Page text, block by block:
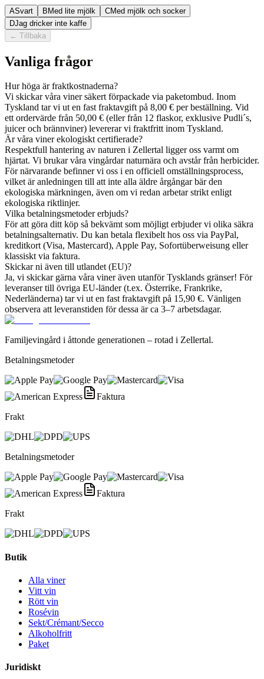
ASvart BMed lite mjölk CMed mjölk och socker
DJag dricker inte kaffe
← Tillbaka
Vanliga frågor
Hur höga är fraktkostnaderna?
Vi skickar våra viner säkert förpackade via paketombud. Inom
Tyskland tar vi ut en fast fraktavgift på 8,00 € per beställning. Vid
ett ordervärde från 50,00 € (eller från 12 flaskor, exklusive Pudli´s,
juicer och brännviner) levererar vi fraktfritt inom Tyskland.
Är våra viner ekologiskt certifierade?
Respektfull hantering av naturen i Zellertal ligger oss varmt om
hjärtat. Vi brukar våra vingårdar naturnära och avstår från herbicider.
För närvarande befinner vi oss i en officiell omställningsprocess,
vilket är anledningen till att inte alla äldre årgångar bär den
ekologiska märkningen, även om vi redan arbetar strikt enligt
ekologiska riktlinjer.
Vilka betalningsmetoder erbjuds?
För att göra ditt köp så bekvämt som möjligt erbjuder vi olika säkra
betalningsalternativ. Du kan betala flexibelt hos oss via PayPal,
kreditkort (Visa, Mastercard), Apple Pay, Sofortüberweisung eller
klassiskt via faktura.
Skickar ni även till utlandet (EU)?
Ja, vi skickar gärna våra viner även utanför Tysklands gränser! För
leveranser till övriga EU-länder (t.ex. Österrike, Frankrike,
Nederländerna) tar vi ut en fast fraktavgift på 15,90 €. Vänligen
observera att leveranstiden för dessa är ca 3–7 arbetsdagar.
Familjevingård i åttonde generationen – rotad i Zellertal.
Betalningsmetoder
Faktura
Frakt
Betalningsmetoder
Faktura
Frakt
Butik
Alla viner
Vitt vin
Rött vin
Rosévin
Sekt/Crémant/Secco
Alkoholfritt
Paket
Juridiskt